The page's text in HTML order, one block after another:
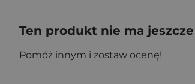
Ten produkt nie ma
Pomóż innym i zostaw ocenę!